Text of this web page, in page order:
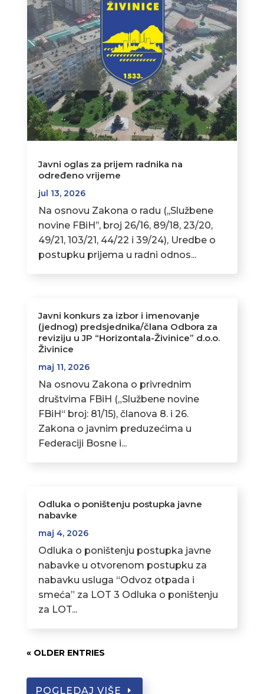
Javni oglas za prijem radnika na
određeno vrijeme
jul 13, 2026
Na osnovu Zakona o radu (,,Službene
novine FBiH’’, broj 26/16, 89/18, 23/20,
49/21, 103/21, 44/22 i 39/24), Uredbe o
postupku prijema u radni odnos...
Javni konkurs za izbor i imenovanje
(jednog) predsjednika/člana Odbora za
reviziju u JP “Horizontala-Živinice” d.o.o.
Živinice
maj 11, 2026
Na osnovu Zakona o privrednim
društvima FBiH („Službene novine
FBiH“ broj: 81/15), članova 8. i 26.
Zakona o javnim preduzećima u
Federaciji Bosne i...
Odluka o poništenju postupka javne
nabavke
maj 4, 2026
Odluka o poništenju postupka javne
nabavke u otvorenom postupku za
nabavku usluga “Odvoz otpada i
smeća” za LOT 3 Odluka o poništenju
za LOT...
« OLDER ENTRIES
POGLEDAJ VIŠE